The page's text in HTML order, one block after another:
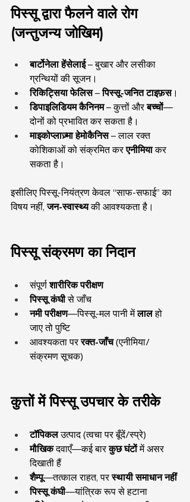
पिस्सू द्वारा फैलने वाले रोग
(जन्तुजन्य जोखिम)
बार्टोनेला हेंसेलाई – बुखार और लसीका
ग्रन्थियों की सूजन।
रिकिट्सिया फेलिस – पिस्सू-जनित टाइफ़स।
डिपाइलिडियम कैनिनम – कुत्तों और बच्चों—
दोनों को प्रभावित कर सकता है।
माइकोप्लाज़्मा हेमोकैनिस – लाल रक्त
कोशिकाओं को संक्रमित कर एनीमिया कर
सकता है।
इसीलिए पिस्सू-नियंत्रण केवल “साफ-सफाई” का
विषय नहीं, जन-स्वास्थ्य की आवश्यकता है।
पिस्सू संक्रमण का निदान
संपूर्ण शारीरिक परीक्षण
पिस्सू कंघी से जाँच
नमी परीक्षण—पिस्सू-मल पानी में लाल हो
जाए तो पुष्टि
आवश्यकता पर रक्त-जाँच (एनीमिया/
संक्रमण सूचक)
कुत्तों में पिस्सू उपचार के तरीके
टॉपिकल उत्पाद (त्वचा पर बूँदें/स्प्रे)
मौखिक दवाएँ—कई बार कुछ घंटों में असर
दिखाती हैं
शैम्पू—तत्काल राहत, पर स्थायी समाधान नहीं
पिस्सू कंघी—यांत्रिक रूप से हटाना